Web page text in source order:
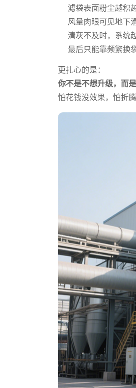
滤袋表面粉尘越积
风量肉眼可见地下
清灰不及时，系统
最后只能靠频繁换
更扎心的是：
你不是不想升级，而
怕花钱没效果，怕折